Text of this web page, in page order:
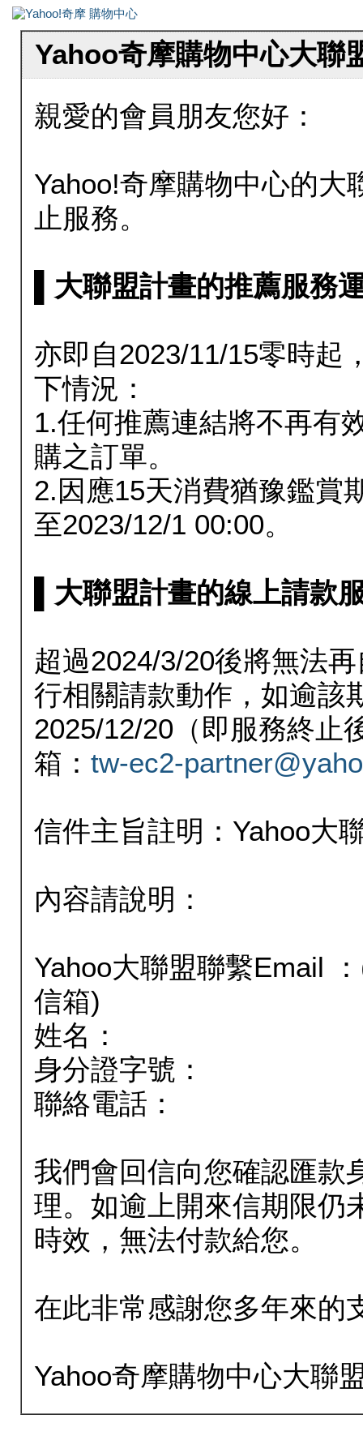
Yahoo奇摩購物中心大聯
親愛的會員朋友您好：
Yahoo!奇摩購物中心的大
止服務。
▌大聯盟計畫的推薦服務
亦即自2023/11/15零時起
下情況：
1.任何推薦連結將不再有
購之訂單。
2.因應15天消費猶豫鑑賞
至2023/12/1 00:00。
▌大聯盟計畫的線上請款
超過2024/3/20後將無法
行相關請款動作，如逾該
2025/12/20（即服務終止
箱： tw-ec2-
信件主旨註明：Yahoo大
內容請說明：
Yahoo大聯盟聯繫Email
信箱)
姓名：
身分證字號：
聯絡電話：
我們會回信向您確認匯款
理。如逾上開來信期限仍
時效，無法付款給您。
在此非常感謝您多年來的
Yahoo奇摩購物中心大